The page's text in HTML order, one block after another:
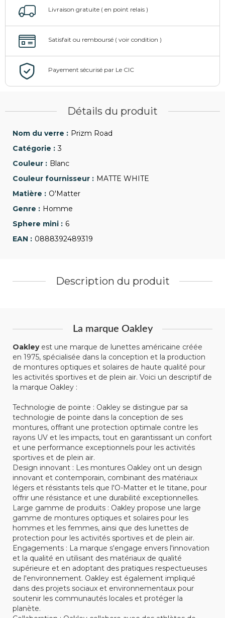
Détails du produit
Prizm Road
3
Blanc
MATTE WHITE
O'Matter
Homme
6
0888392489319
Description du produit
La marque Oakley
Oakleyest une marque de lunettes américaine créée
en 1975, spécialisée dans la conception et la production
de montures optiques et solaires de haute qualité pour
les activités sportives et de plein air. Voici un descriptif de
la marque Oakley :
Technologie de pointe : Oakley se distingue par sa
technologie de pointe dans la conception de ses
montures, offrant une protection optimale contre les
rayons UV et les impacts, tout en garantissant un confort
et une performance exceptionnels pour les activités
sportives et de plein air.
Design innovant : Les montures Oakley ont un design
innovant et contemporain, combinant des matériaux
légers et résistants tels que l'O-Matter et le titane, pour
offrir une résistance et une durabilité exceptionnelles.
Large gamme de produits : Oakley propose une large
gamme de montures optiques et solaires pour les
hommes et les femmes, ainsi que des lunettes de
protection pour les activités sportives et de plein air.
Engagements : La marque s'engage envers l'innovation
et la qualité en utilisant des matériaux de qualité
supérieure et en adoptant des pratiques respectueuses
de l'environnement. Oakley est également impliqué
dans des projets sociaux et environnementaux pour
soutenir les communautés locales et protéger la
planète.